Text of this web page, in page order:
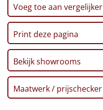
Alle thema's
Artikel
Hitster
Pizzarette
Tas
Voeg toe aan vergelijker
Print deze pagina
Bekijk showrooms
Maatwerk / prijschecker